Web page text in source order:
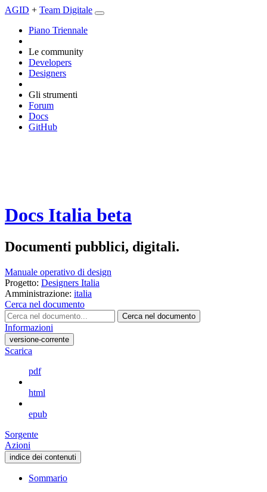
AGID + Team Digitale
Piano Triennale
Le community
Developers
Designers
Gli strumenti
Forum
Docs
GitHub
Docs Italia beta
Documenti pubblici, digitali.
Manuale operativo di design
Progetto: Designers Italia
Amministrazione: italia
Cerca nel documento
Cerca nel documento
Informazioni
versione-corrente
Scarica
pdf
html
epub
Sorgente
Azioni
indice dei contenuti
Sommario